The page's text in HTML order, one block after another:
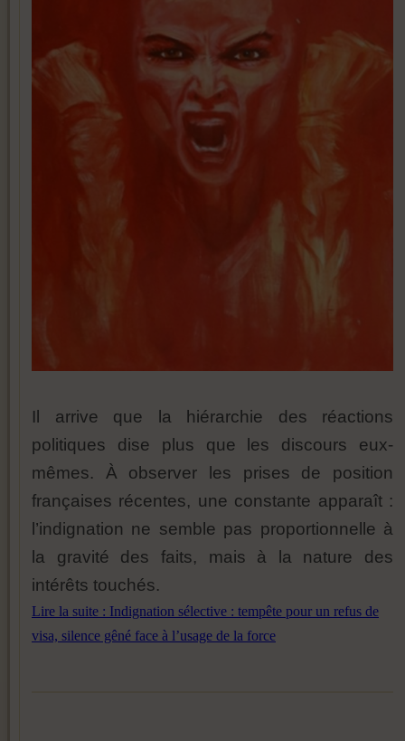
Il arrive que la hiérarchie des réactions
politiques dise plus que les discours eux-
mêmes. À observer les prises de position
françaises récentes, une constante apparaît :
l’indignation ne semble pas proportionnelle à
la gravité des faits, mais à la nature des
intérêts touchés.
Lire la suite : Indignation sélective : tempête pour un refus de
visa, silence gêné face à l’usage de la force